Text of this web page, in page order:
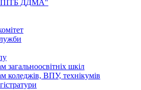
ДДМА"
загальноосвітніх шкіл
коледжів, ВПУ, технікумів